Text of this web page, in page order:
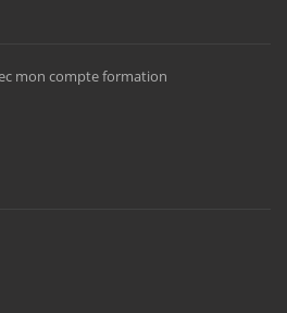
mon compte formation